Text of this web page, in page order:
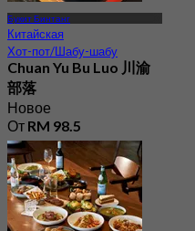
Букит Бинтанг
Китайская
Хот-пот/Шабу-шабу
Chuan Yu Bu Luo 川渝
部落
Новое
От RM 98.5